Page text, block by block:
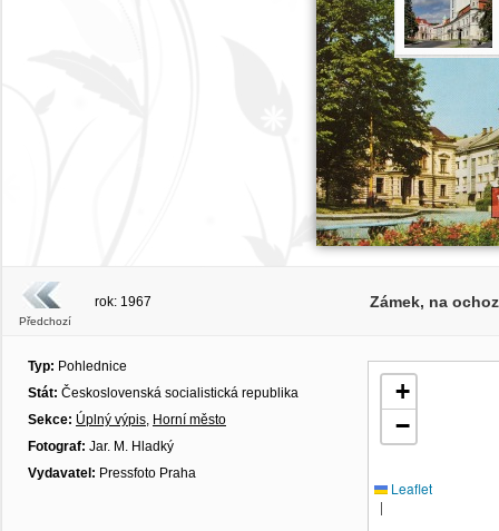
Předchozí
rok: 1967 Zámek, na
Typ: Pohlednice
Stát: Československá socialistická republika
Sekce: Úplný výpis, Horní město
Fotograf: Jar. M. Hladký
Vydavatel: Pressfoto Praha
+
−
Leaflet
|